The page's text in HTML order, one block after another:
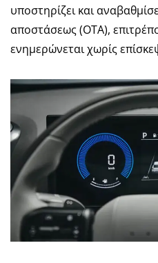
υποστηρίζει και
αποστάσεως (OTA),
ενημερώνεται χωρίς